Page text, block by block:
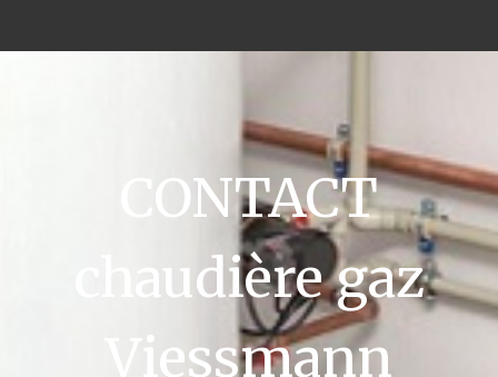
CONTACT
chaudière gaz
Viessmann